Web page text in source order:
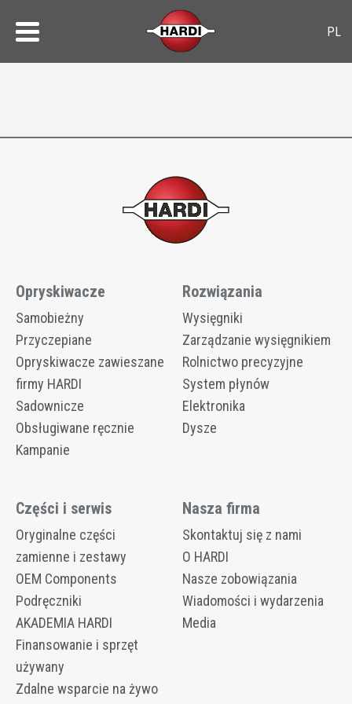
Opryskiwacze
Samobieżny
Przyczepiane
Opryskiwacze zawieszane
firmy HARDI
Sadownicze
Obsługiwane ręcznie
Kampanie
Rozwiązania
Wysięgniki
Zarządzanie wysięgnikiem
Rolnictwo precyzyjne
System płynów
Elektronika
Dysze
Części i serwis
Oryginalne części
zamienne i zestawy
OEM Components
Podręczniki
AKADEMIA HARDI
Finansowanie i sprzęt
używany
Zdalne wsparcie na żywo
Nasza firma
Skontaktuj się z nami
O HARDI
Nasze zobowiązania
Wiadomości i wydarzenia
Media